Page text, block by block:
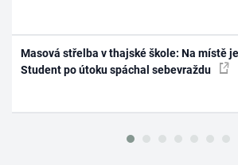
Masová střelba v thajské škole: Na místě
Student po útoku spáchal sebevraždu